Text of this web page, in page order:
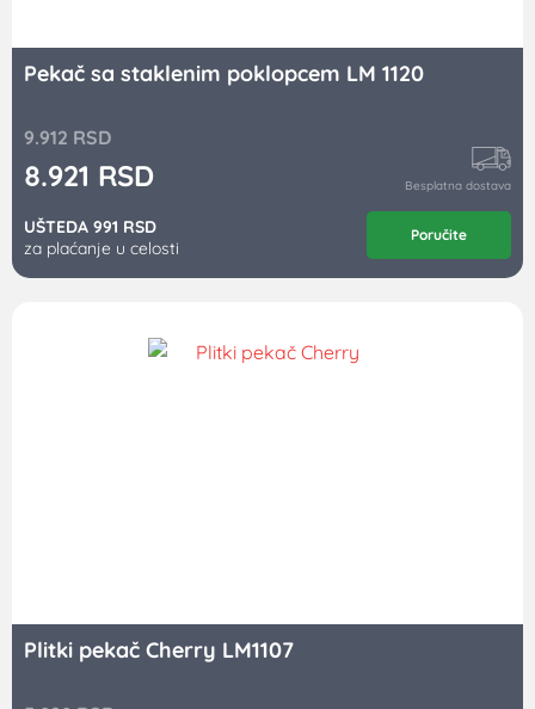
Pekač sa staklenim poklopcem LM 1120
9.912 RSD
8.921 RSD Besplatna dostava
UŠTEDA 991 RSD
za plaćanje u celosti
Poručite
Plitki pekač Cherry LM1107